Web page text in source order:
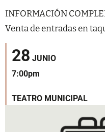
INFORMACIÓN
Venta de entradas en
28 JUNIO
7:00pm
TEATRO MUNICIPAL